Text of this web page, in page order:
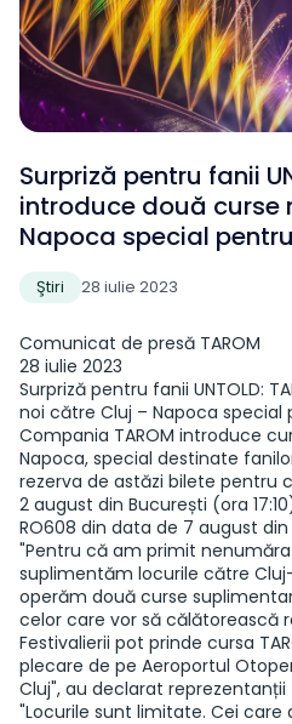
Surpriză pentru fanii
introduce două curse
Napoca special
Ştiri 28 iulie 2023
Comunicat de presă TAROM
28 iulie 2023
Surpriză pentru fanii UNTOLD:
noi către Cluj – Napoca special
Compania TAROM introduce
Napoca, special destinate
rezerva de astăzi bilete pentru
2 august din București (ora
RO608 din data de 7 august
"Pentru că am primit
suplimentăm locurile către
operăm două curse
celor care vor să călătorească
Festivalierii pot prinde cursa
plecare de pe Aeroportul
Cluj", au declarat reprezentanții
"Locurile sunt limitate. Cei care